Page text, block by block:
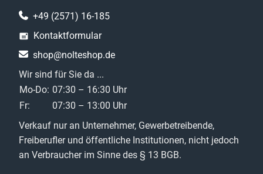
+49 (2571) 16-185
Kontaktformular
shop@nolteshop.de
Wir sind für Sie da ...
Mo-Do: 07:30 – 16:30 Uhr
Fr:
07:30 – 13:00 Uhr
Verkauf nur an Unternehmer, Gewerbetreibende,
Freiberufler und öffentliche Institutionen, nicht jedoch
an Verbraucher im Sinne des § 13 BGB.